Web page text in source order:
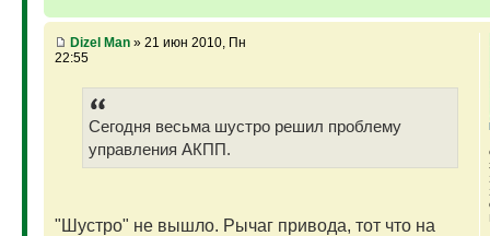
Dizel Man» 21 июн 2010, Пн
22:55
Сегодня весьма шустро решил проблему
управления АКПП.
"Шустро" не вышло. Рычаг привода, тот что на